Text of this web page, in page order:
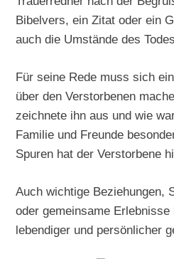
Bibelvers, ein Zitat oder ein
auch die Umstände des
Für seine Rede muss sich
über den Verstorbenen
zeichnete ihn aus und wie
Familie und Freunde
Spuren hat der Verstorbene
Auch wichtige Beziehungen,
oder gemeinsame
lebendiger und persönlicher